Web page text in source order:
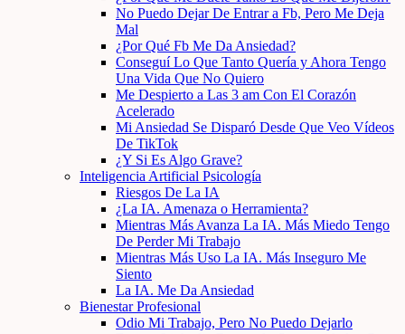
No Puedo Dejar De Entrar a Fb, Pero Me Deja
Mal
¿Por Qué Fb Me Da Ansiedad?
Conseguí Lo Que Tanto Quería y Ahora Tengo
Una Vida Que No Quiero
Me Despierto a Las 3 am Con El Corazón
Acelerado
Mi Ansiedad Se Disparó Desde Que Veo Vídeos
De TikTok
¿Y Si Es Algo Grave?
Inteligencia Artificial Psicología
Riesgos De La IA
¿La IA. Amenaza o Herramienta?
Mientras Más Avanza La IA. Más Miedo Tengo
De Perder Mi Trabajo
Mientras Más Uso La IA. Más Inseguro Me
Siento
La IA. Me Da Ansiedad
Bienestar Profesional
Odio Mi Trabajo, Pero No Puedo Dejarlo